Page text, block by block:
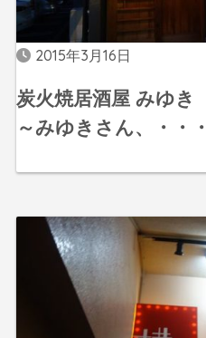
2015年3月16日
炭火焼居酒屋 みゆき
～みゆきさん、・・